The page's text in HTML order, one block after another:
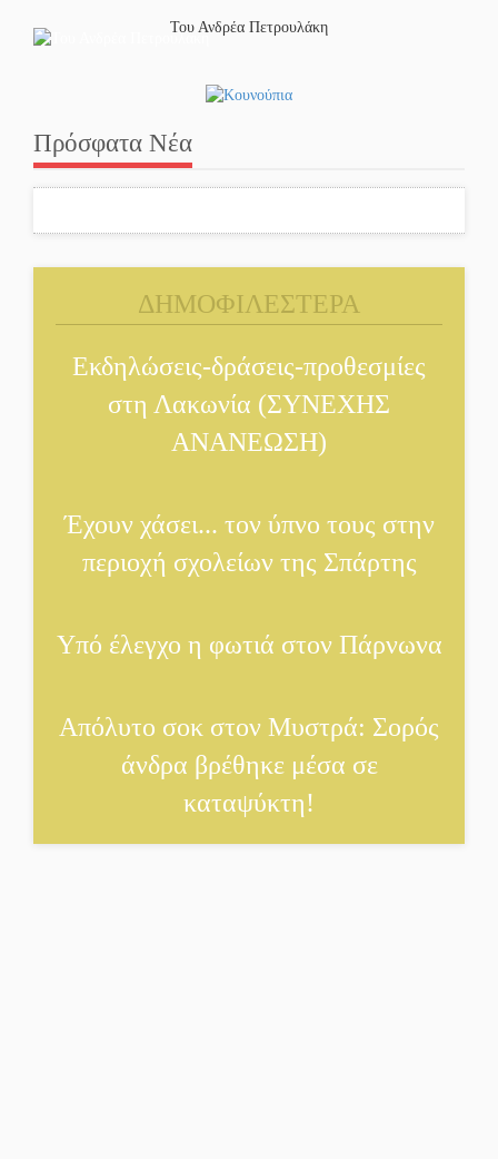
Του Ανδρέα Πετρουλάκη
Πρόσφατα Νέα
ΔΗΜΟΦΙΛΕΣΤΕΡΑ
Εκδηλώσεις-δράσεις-προθεσμίες
στη Λακωνία (ΣΥΝΕΧΗΣ
ΑΝΑΝΕΩΣΗ)
Έχουν χάσει... τον ύπνο τους στην
περιοχή σχολείων της Σπάρτης
Υπό έλεγχο η φωτιά στον Πάρνωνα
Απόλυτο σοκ στον Μυστρά: Σορός
άνδρα βρέθηκε μέσα σε
καταψύκτη!